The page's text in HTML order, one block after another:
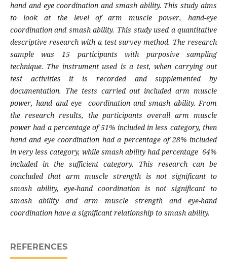
hand and eye coordination and smash ability. This study aims
to look at the level of arm muscle power, hand-eye
coordination and smash ability. This study used a quantitative
descriptive research with a test survey method. The research
sample was 15 participants with purposive sampling
technique. The instrument used is a test, when carrying out
test activities it is recorded and supplemented by
documentation. The tests carried out included arm muscle
power, hand and eye coordination and smash ability. From
the research results, the participants overall arm muscle
power had a percentage of 51% included in less category, then
hand and eye coordination had a percentage of 28% included
in very less category, while smash ability had percentage 64%
included in the sufficient category. This research can be
concluded that arm muscle strength is not significant to
smash ability, eye-hand coordination is not significant to
smash ability and arm muscle strength and eye-hand
coordination have a significant relationship to smash ability.
REFERENCES